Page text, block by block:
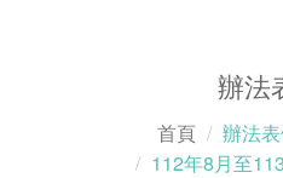
辦法
首頁 辦法
112年8月至